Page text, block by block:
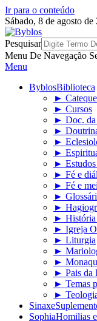
Ir para o conteúdo
Sábado, 8 de agosto
Byblos
Pesquisar
Menu De Navegação
Menu
ByblosBiblioteca
►
► Cursos
► Doc. da
►
►
►
►
► Fé e
► Fé e
►
►
► História
► Igreja
► Liturgia
►
►
► Pais da
► Temas
►
Sinaxe
SophiaHomilias